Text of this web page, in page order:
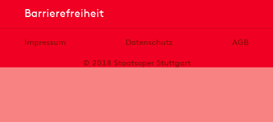
Barrierefreiheit
Impressum Datenschutz
AGB
© 2018 Staatsoper Stuttgart